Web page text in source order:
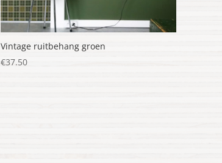
Vintage ruitbehang groen
€37.50